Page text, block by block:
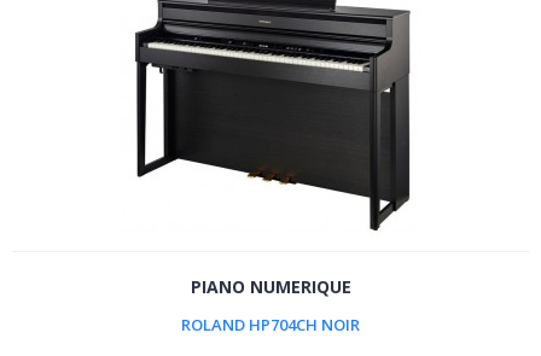
PIANO NUMERIQUE
ROLAND HP704CH NOIR